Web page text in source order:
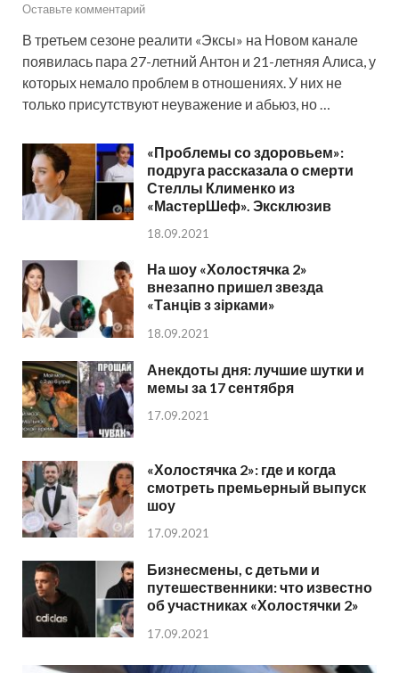
Оставьте комментарий
В третьем сезоне реалити «Эксы» на Новом канале
появилась пара 27-летний Антон и 21-летняя Алиса, у
которых немало проблем в отношениях. У них не
только присутствуют неуважение и абьюз, но …
«Проблемы со здоровьем»:
подруга рассказала о смерти
Стеллы Клименко из
«МастерШеф». Эксклюзив
18.09.2021
На шоу «Холостячка 2»
внезапно пришел звезда
«Танців з зірками»
18.09.2021
Анекдоты дня: лучшие шутки и
мемы за 17 сентября
17.09.2021
«Холостячка 2»: где и когда
смотреть премьерный выпуск
шоу
17.09.2021
Бизнесмены, с детьми и
путешественники: что известно
об участниках «Холостячки 2»
17.09.2021